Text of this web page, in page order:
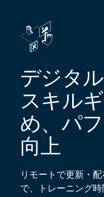
デジタ
スキル
め、パ
向上
リモートで更新・
で、トレーニング